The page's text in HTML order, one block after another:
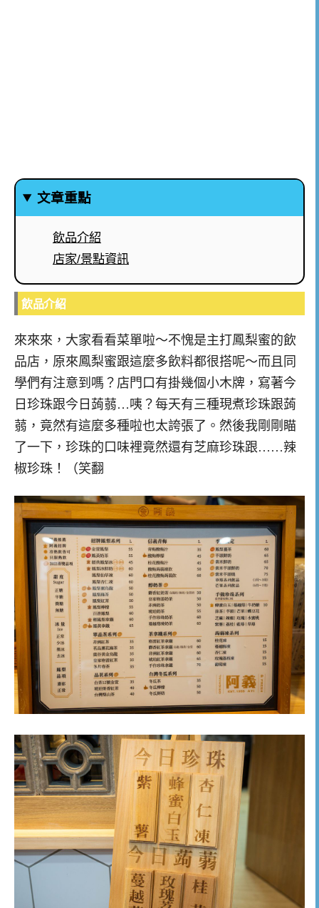
文章重點
飲品介紹
店家/景點資訊
飲品介紹
來來來，大家看看菜單啦～不愧是主打鳳梨蜜的飲
品店，原來鳳梨蜜跟這麼多飲料都很搭呢～而且同
學們有注意到嗎？店門口有掛幾個小木牌，寫著今
日珍珠跟今日蒟蒻…咦？每天有三種現煮珍珠跟蒟
蒻，竟然有這麼多種啦也太誇張了。然後我剛剛瞄
了一下，珍珠的口味裡竟然還有芝麻珍珠跟……辣
椒珍珠！（笑翻